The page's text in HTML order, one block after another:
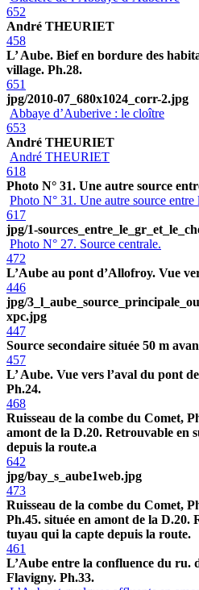
652
André THEURIET
458
L’ Aube. Bief en bordure des
village. Ph.28.
651
jpg/2010-07_680x1024_corr-2.jpg
Abbaye d’Auberive : le cloître
653
André THEURIET
André THEURIET
618
Photo N° 31. Une autre source
Photo N° 31. Une autre source entre
617
jpg/1-
Photo N° 27. Source centrale.
472
L’Aube au pont d’Allofroy. Vue
446
jpg/
xpc.jpg
447
Source secondaire située 50 m
457
L’ Aube. Vue vers l’aval du pont
Ph.24.
468
Ruisseau de la combe du Comet,
amont de la D.20. Retrouvable en
depuis la route.a
642
jpg/bay_s_aube1web.jpg
473
Ruisseau de la combe du Comet,
Ph.45. située en amont de la D.20.
tuyau qui la capte depuis la route.
461
L’Aube entre la confluence du ru.
Flavigny. Ph.33.